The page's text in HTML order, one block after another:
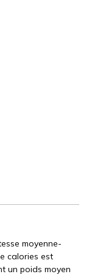
moyenne-
calories est
un poids moyen